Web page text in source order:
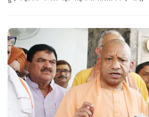
ताकि विद्यार्थियों और आम नागरिकों की सुरक्षा